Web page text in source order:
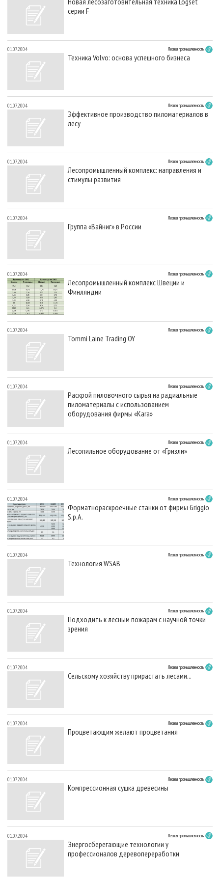
серии F
01.07.2004 Лесная промышленность
Техника Volvo: основа успешного бизнеса
01.07.2004 Лесная промышленность
Эффективное производство пиломатериалов в
лесу
01.07.2004 Лесная промышленность
Лесопромышленный комплекс: направления и
стимулы развития
01.07.2004 Лесная промышленность
Группа «Вайниг» в России
01.07.2004 Лесная промышленность
Лесопромышленный комплекс Швеции и
Финляндии
01.07.2004 Лесная промышленность
Tommi Laine Trading OY
01.07.2004 Лесная промышленность
Раскрой пиловочного сырья на радиальные
пиломатериалы с использованием
оборудования фирмы «Kara»
01.07.2004 Лесная промышленность
Лесопильное оборудование от «Гризли»
01.07.2004 Лесная промышленность
Форматнораскроечные станки от фирмы Griggio
S.p.A.
01.07.2004 Лесная промышленность
Технология WSAB
01.07.2004 Лесная промышленность
Подходить к лесным пожарам с научной точки
зрения
01.07.2004 Лесная промышленность
Сельскому хозяйству прирастать лесами...
01.07.2004 Лесная промышленность
Процветающим желают процветания
01.07.2004 Лесная промышленность
Компрессионная сушка древесины
01.07.2004 Лесная промышленность
Энергосберегающие технологии у
профессионалов деревопереработки